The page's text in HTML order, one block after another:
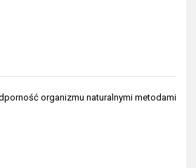
organizmu naturalnymi metodami